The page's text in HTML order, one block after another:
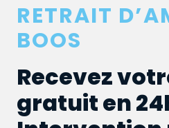
RETRAIT
BOOS
Recevez
gratuit en